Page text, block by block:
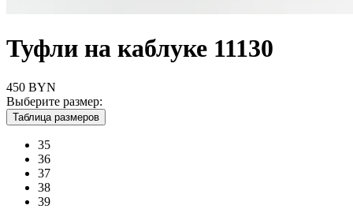
Туфли на каблуке 11130
450 BYN
Выберите размер:
Таблица размеров
35
36
37
38
39